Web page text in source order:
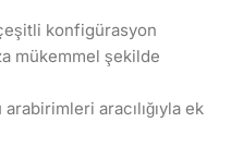
konfigürasyon
mükemmel şekilde
aracılığıyla ek